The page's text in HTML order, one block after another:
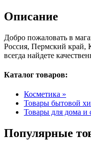
Описание
Добро пожаловать в
Россия, Пермский край,
всегда найдете
Каталог товаров:
Косметика »
Товары бытовой
Товары для дома и
Популярные